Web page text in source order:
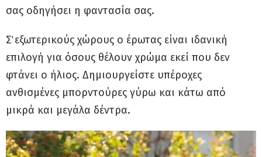
σας οδηγήσει η φαντασία σας.
Σ΄ εξωτερικούς χώρους ο έρωτας είναι ιδανική
επιλογή για όσους θέλουν χρώμα εκεί που δεν
φτάνει ο ήλιος. Δημιουργείστε υπέροχες
ανθισμένες μπορντούρες γύρω και κάτω από
μικρά και μεγάλα δέντρα.